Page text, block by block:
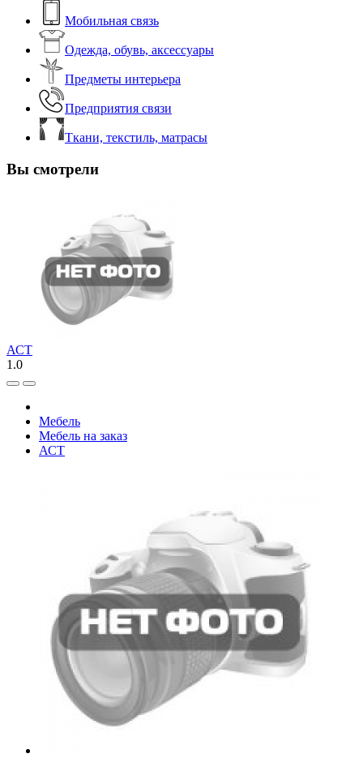
Мобильная связь
Одежда, обувь, аксессуары
Предметы интерьера
Предприятия связи
Ткани, текстиль, матрасы
Вы смотрели
АСТ
1.0
Мебель
Мебель на заказ
АСТ